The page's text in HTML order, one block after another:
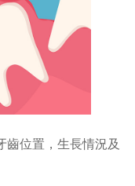
齒位置，生長情況及